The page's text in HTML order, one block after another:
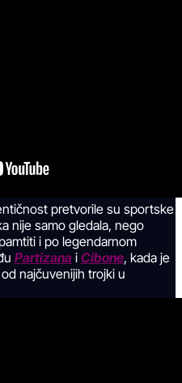
pretvorile su sportske
nije samo gledala, nego
i po legendarnom
Partizana i Cibone, kada je
najčuvenijih trojki u